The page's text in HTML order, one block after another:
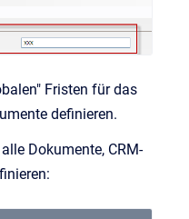
Fristen für das
definieren.
Dokumente, CRM-